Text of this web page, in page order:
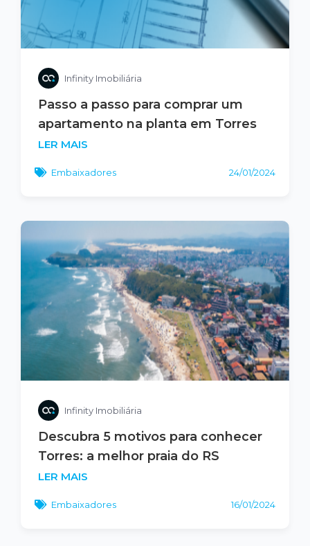
Infinity Imobiliária
Passo a passo para comprar um
apartamento na planta em Torres
LER MAIS
Embaixadores 24/01/2024
Infinity Imobiliária
Descubra 5 motivos para conhecer
Torres: a melhor praia do RS
LER MAIS
Embaixadores 16/01/2024